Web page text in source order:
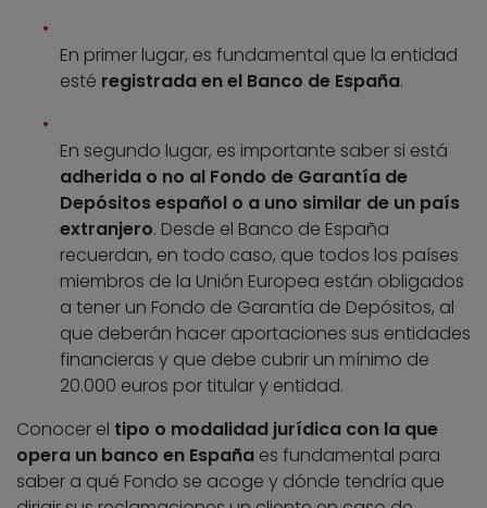
En primer lugar, es fundamental que la entidad
esté registrada en el Banco de España.
En segundo lugar, es importante saber si está
adherida o no al Fondo de Garantía de
Depósitos español o a uno similar de un país
extranjero. Desde el Banco de España
recuerdan, en todo caso, que todos los países
miembros de la Unión Europea están obligados
a tener un Fondo de Garantía de Depósitos, al
que deberán hacer aportaciones sus entidades
financieras y que debe cubrir un mínimo de
20.000 euros por titular y entidad.
Conocer el tipo o modalidad jurídica con la que
opera un banco en España es fundamental para
saber a qué Fondo se acoge y dónde tendría que